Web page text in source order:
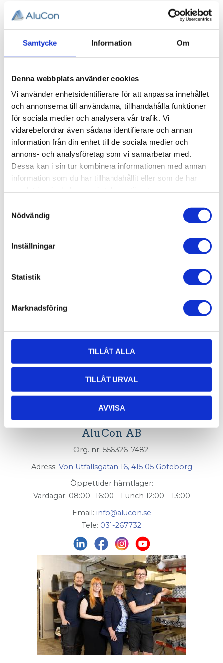
Samtycke Information Om
Denna webbplats använder cookies
Vi använder enhetsidentifierare för att anpassa innehållet
och annonserna till användarna, tillhandahålla funktioner
för sociala medier och analysera vår trafik. Vi
vidarebefordrar även sådana identifierare och annan
information från din enhet till de sociala medier och
annons- och analysföretag som vi samarbetar med.
Dessa kan i sin tur kombinera informationen med annan
information som du har tillhandahållit eller som de har
Nödvändig
Inställningar
Statistik
Marknadsföring
TILLÅT ALLA
TILLÅT URVAL
AVVISA
Ändlock 20x40.
3D step-fil:
Här kan du hämta en 3D step-fil
2 mm
Övrig info:Ändlock för profil 20x40
Relaterade produkter
Profil 20 x
skruv
682,50
INFO
AluCon AB
Org. nr: 556326-7482
Adress: Von Utfallsgatan 16, 415 05 Göteborg
Öppettider hämtlager:
Vardagar: 08:00 -16:00 - Lunch 12:00 - 13:00
Email: info@alucon.se
Tele: 031-267732